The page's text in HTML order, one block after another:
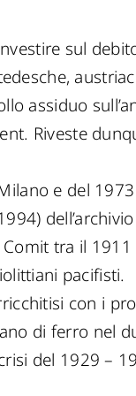
sul
assiduo
Riveste
e del
tra il
pacifisti.
con i
di ferro nel
del 1929 –